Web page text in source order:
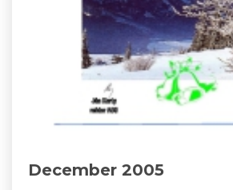
December 2005